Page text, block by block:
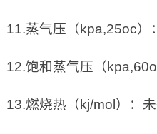
11.蒸气压（kpa,25oc）
12.饱和蒸气压（
13.燃烧热（kj/mol）：